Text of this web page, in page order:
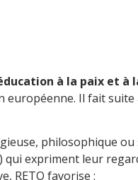
à la paix et à
européenne. Il fait
philosophique
expriment leur
RETO favorise :